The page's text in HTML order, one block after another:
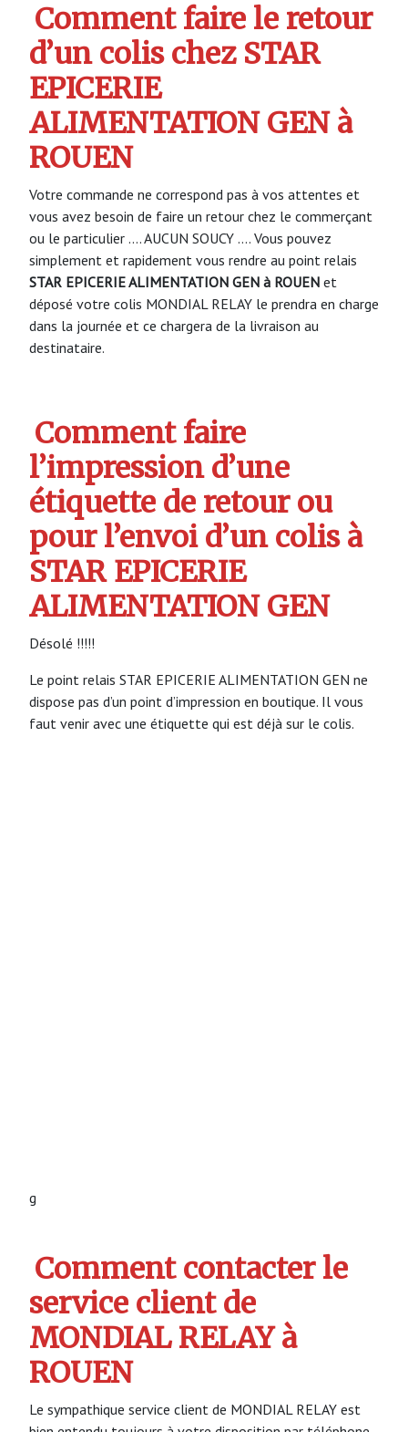
Comment faire le retour
d’un colis chez STAR
EPICERIE
ALIMENTATION GEN à
ROUEN
Votre commande ne correspond pas à vos attentes et
vous avez besoin de faire un retour chez le commerçant
ou le particulier …. AUCUN SOUCY …. Vous pouvez
simplement et rapidement vous rendre au point relais
STAR EPICERIE ALIMENTATION GEN à ROUEN et
déposé votre colis MONDIAL RELAY le prendra en charge
dans la journée et ce chargera de la livraison au
destinataire.
Comment faire
l’impression d’une
étiquette de retour ou
pour l’envoi d’un colis à
STAR EPICERIE
ALIMENTATION GEN
Désolé !!!!!
Le point relais STAR EPICERIE ALIMENTATION GEN ne
dispose pas d’un point d’impression en boutique. Il vous
faut venir avec une étiquette qui est déjà sur le colis.
g
Comment contacter le
service client de
MONDIAL RELAY à
ROUEN
Le sympathique service client de MONDIAL RELAY est